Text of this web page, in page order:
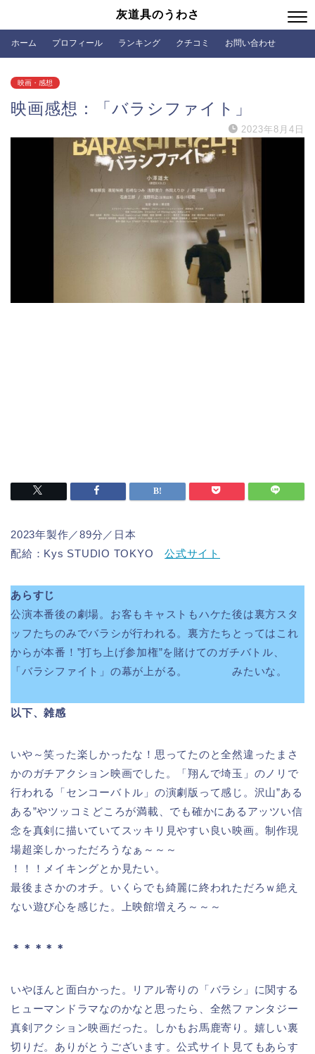
灰道具のうわさ
ホーム プロフィール ランキング クチコミ お問い合わせ
映画・感想
映画感想：「バラシファイト」
2023年8月4日
2023年製作／89分／日本
配給：Kys STUDIO TOKYO公式サイト
あらすじ
公演本番後の劇場。お客もキャストもハケた後は裏方スタ
ッフたちのみでバラシが行われる。裏方たちとってはこれ
からが本番！”打ち上げ参加権”を賭けてのガチバトル、
「バラシファイト」の幕が上がる。 みたいな。
以下、雑感
いや～笑った楽しかったな！思ってたのと全然違ったまさ
かのガチアクション映画でした。「翔んで埼玉」のノリで
行われる「センコーバトル」の演劇版って感じ。沢山”ある
ある”やツッコミどころが満載、でも確かにあるアッツい信
念を真剣に描いていてスッキリ見やすい良い映画。制作現
場超楽しかっただろうなぁ～～～
！！！メイキングとか見たい。
最後まさかのオチ。いくらでも綺麗に終われただろｗ絶え
ない遊び心を感じた。上映館増えろ～～～
＊＊＊＊＊
いやほんと面白かった。リアル寄りの「バラシ」に関する
ヒューマンドラマなのかなと思ったら、全然ファンタジー
真剣アクション映画だった。しかもお馬鹿寄り。嬉しい裏
切りだ。ありがとうございます。公式サイト見てもあらす